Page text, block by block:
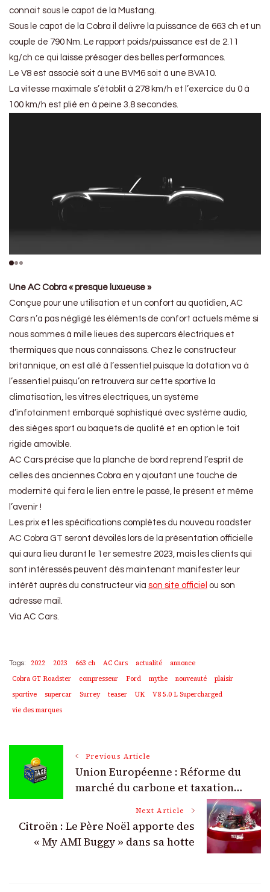
connait sous le capot de la Mustang.
Sous le capot de la Cobra il délivre la puissance de 663 ch et un
couple de 790 Nm. Le rapport poids/puissance est de 2.11
kg/ch ce qui laisse présager des belles performances.
Le V8 est associé soit à une BVM6 soit à une BVA10.
La vitesse maximale s’établit à 278 km/h et l’exercice du 0 à
100 km/h est plié en à peine 3.8 secondes.
Une AC Cobra « presque luxueuse »
Conçue pour une utilisation et un confort au quotidien, AC
Cars n’a pas négligé les éléments de confort actuels même si
nous sommes à mille lieues des supercars électriques et
thermiques que nous connaissons. Chez le constructeur
britannique, on est allé à l’essentiel puisque la dotation va à
l’essentiel puisqu’on retrouvera sur cette sportive la
climatisation, les vitres électriques, un système
d’infotainment embarqué sophistiqué avec système audio,
des sièges sport ou baquets de qualité et en option le toit
rigide amovible.
AC Cars précise que la planche de bord reprend l’esprit de
celles des anciennes Cobra en y ajoutant une touche de
modernité qui fera le lien entre le passé, le présent et même
l’avenir !
Les prix et les spécifications complètes du nouveau roadster
AC Cobra GT seront dévoilés lors de la présentation officielle
qui aura lieu durant le 1er semestre 2023, mais les clients qui
sont intéressés peuvent dès maintenant manifester leur
intérêt auprès du constructeur via son site officiel ou son
adresse mail.
Via AC Cars.
Tags: 2022 2023 663 ch AC Cars actualité
annonce
Cobra GT Roadster
compresseur Ford mythe nouveauté
plaisir
sportive
supercar Surrey teaser UK
V8 5.0 L Supercharged
vie des marques
Post
Navigation
Previous Article
Union Européenne : Réforme du
marché du carbone et taxation…
Next Article
Citroën : Le Père Noël apporte des
« My AMI Buggy » dans sa hotte